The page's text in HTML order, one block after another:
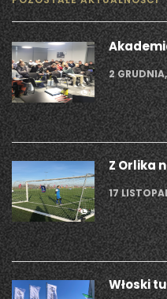
2
Z Orlika
17
Włoski